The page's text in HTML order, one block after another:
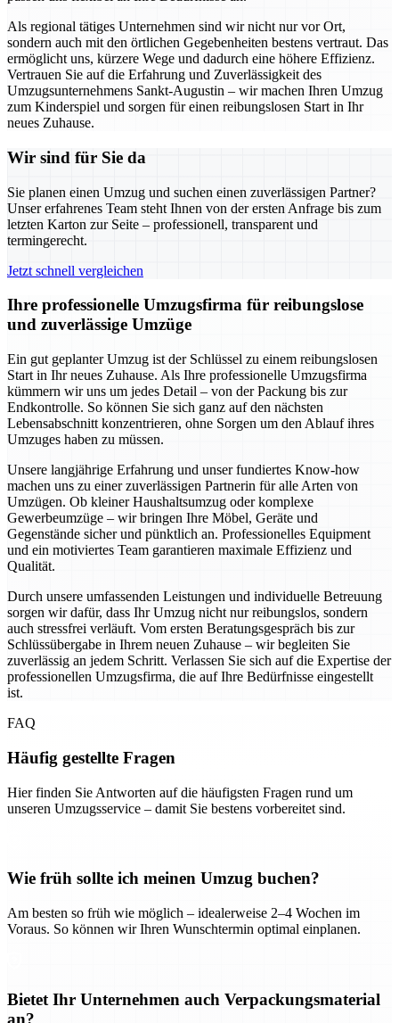
Als regional tätiges Unternehmen sind wir nicht nur vor Ort,
sondern auch mit den örtlichen Gegebenheiten bestens vertraut. Das
ermöglicht uns, kürzere Wege und dadurch eine höhere Effizienz.
Vertrauen Sie auf die Erfahrung und Zuverlässigkeit des
Umzugsunternehmens Sankt-Augustin – wir machen Ihren Umzug
zum Kinderspiel und sorgen für einen reibungslosen Start in Ihr
neues Zuhause.
Wir sind für Sie da
Sie planen einen Umzug und suchen einen zuverlässigen Partner?
Unser erfahrenes Team steht Ihnen von der ersten Anfrage bis zum
letzten Karton zur Seite – professionell, transparent und
termingerecht.
Jetzt schnell vergleichen
Ihre professionelle Umzugsfirma für reibungslose
und zuverlässige Umzüge
Ein gut geplanter Umzug ist der Schlüssel zu einem reibungslosen
Start in Ihr neues Zuhause. Als Ihre professionelle Umzugsfirma
kümmern wir uns um jedes Detail – von der Packung bis zur
Endkontrolle. So können Sie sich ganz auf den nächsten
Lebensabschnitt konzentrieren, ohne Sorgen um den Ablauf ihres
Umzuges haben zu müssen.
Unsere langjährige Erfahrung und unser fundiertes Know-how
machen uns zu einer zuverlässigen Partnerin für alle Arten von
Umzügen. Ob kleiner Haushaltsumzug oder komplexe
Gewerbeumzüge – wir bringen Ihre Möbel, Geräte und
Gegenstände sicher und pünktlich an. Professionelles Equipment
und ein motiviertes Team garantieren maximale Effizienz und
Qualität.
Durch unsere umfassenden Leistungen und individuelle Betreuung
sorgen wir dafür, dass Ihr Umzug nicht nur reibungslos, sondern
auch stressfrei verläuft. Vom ersten Beratungsgespräch bis zur
Schlüssübergabe in Ihrem neuen Zuhause – wir begleiten Sie
zuverlässig an jedem Schritt. Verlassen Sie sich auf die Expertise der
professionellen Umzugsfirma, die auf Ihre Bedürfnisse eingestellt
ist.
FAQ
Häufig gestellte Fragen
Hier finden Sie Antworten auf die häufigsten Fragen rund um
unseren Umzugsservice – damit Sie bestens vorbereitet sind.
Wie früh sollte ich meinen Umzug buchen?
Am besten so früh wie möglich – idealerweise 2–4 Wochen im
Voraus. So können wir Ihren Wunschtermin optimal einplanen.
Bietet Ihr Unternehmen auch Verpackungsmaterial
an?